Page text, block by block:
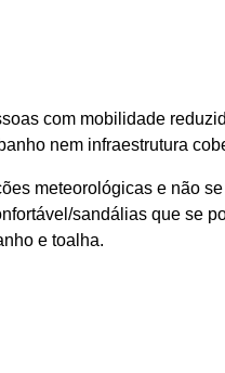
com mobilidade
nem infraestrutura
meteorológicas e não
sandálias que se
e toalha.